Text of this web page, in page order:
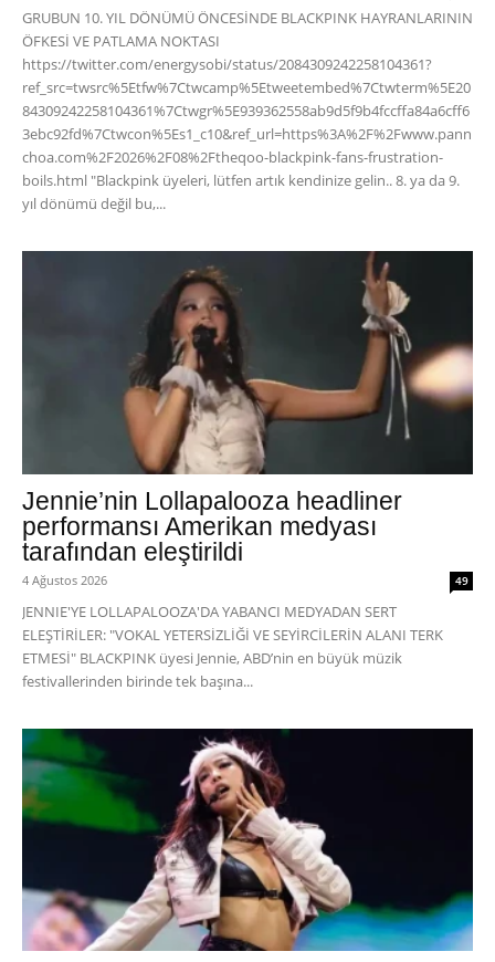
GRUBUN 10. YIL DÖNÜMÜ ÖNCESİNDE BLACKPINK HAYRANLARININ
ÖFKESİ VE PATLAMA NOKTASI
https://twitter.com/energysobi/status/2084309242258104361?
ref_src=twsrc%5Etfw%7Ctwcamp%5Etweetembed%7Ctwterm%5E20
84309242258104361%7Ctwgr%5E939362558ab9d5f9b4fccffa84a6cff6
3ebc92fd%7Ctwcon%5Es1_c10&ref_url=https%3A%2F%2Fwww.pann
choa.com%2F2026%2F08%2Ftheqoo-blackpink-fans-frustration-
boils.html "Blackpink üyeleri, lütfen artık kendinize gelin.. 8. ya da 9.
yıl dönümü değil bu,...
Jennie’nin Lollapalooza headliner
performansı Amerikan medyası
tarafından eleştirildi
4 Ağustos 2026 49
JENNIE'YE LOLLAPALOOZA'DA YABANCI MEDYADAN SERT
ELEŞTİRİLER: "VOKAL YETERSİZLİĞİ VE SEYİRCİLERİN ALANI TERK
ETMESİ" BLACKPINK üyesi Jennie, ABD’nin en büyük müzik
festivallerinden birinde tek başına...